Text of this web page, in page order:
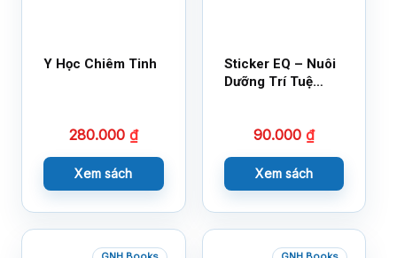
Y Học Chiêm Tinh
280.000 ₫
Xem sách
Sticker EQ – Nuôi
Dưỡng Trí Tuệ
Cùng 150 Sticker
90.000 ₫
Xem sách